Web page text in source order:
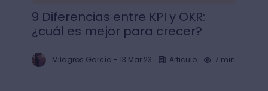
9 Diferencias entre KPI y OKR:
¿cuál es mejor para crecer?
Milagros García - 13 Mar 23 Articulo 7 min.